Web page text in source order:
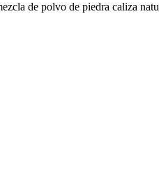
de polvo de piedra caliza